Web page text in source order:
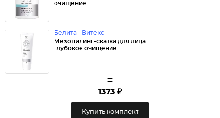
очищение
Белита - Витекс
Мезопилинг-скатка для лица
Глубокое очищение
=
1373 ₽
Купить комплект